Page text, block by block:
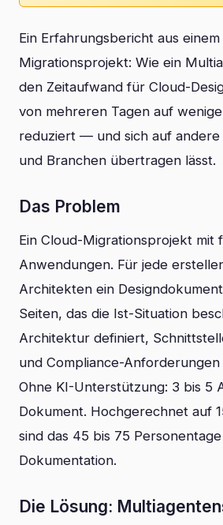
Ein Erfahrungsbericht aus
Migrationsprojekt: Wie ein
den Zeitaufwand für Cloud-
von mehreren Tagen auf
reduziert — und sich auf
und Branchen übertragen lässt.
Das Problem
Ein Cloud-Migrationsprojekt mit
Anwendungen. Für jede
Architekten ein
Seiten, das die Ist-Situation
Architektur definiert,
und Compliance-
Ohne KI-Unterstützung: 3 bis 5
Dokument. Hochgerechnet auf
sind das 45 bis 75
Dokumentation.
Die Lösung: